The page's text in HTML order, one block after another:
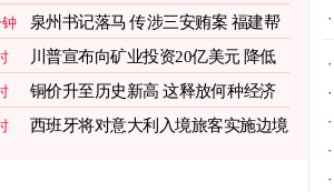
你保命？ 图
泉州书记落马 传涉三安贿案 福建帮
引关注 图
川普宣布向矿业投资20亿美元 降低
对华依赖 图
铜价升至历史新高 这释放何种经济
信号？ 图
西班牙将对意大利入境旅客实施边境